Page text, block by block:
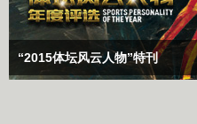
“2015体坛风云人物”特刊